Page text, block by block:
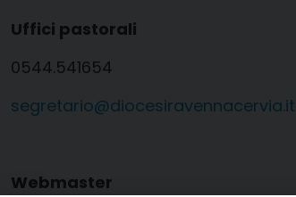
Uffici pastorali
0544.541654
segretario@diocesiravennacervia.it
Webmaster